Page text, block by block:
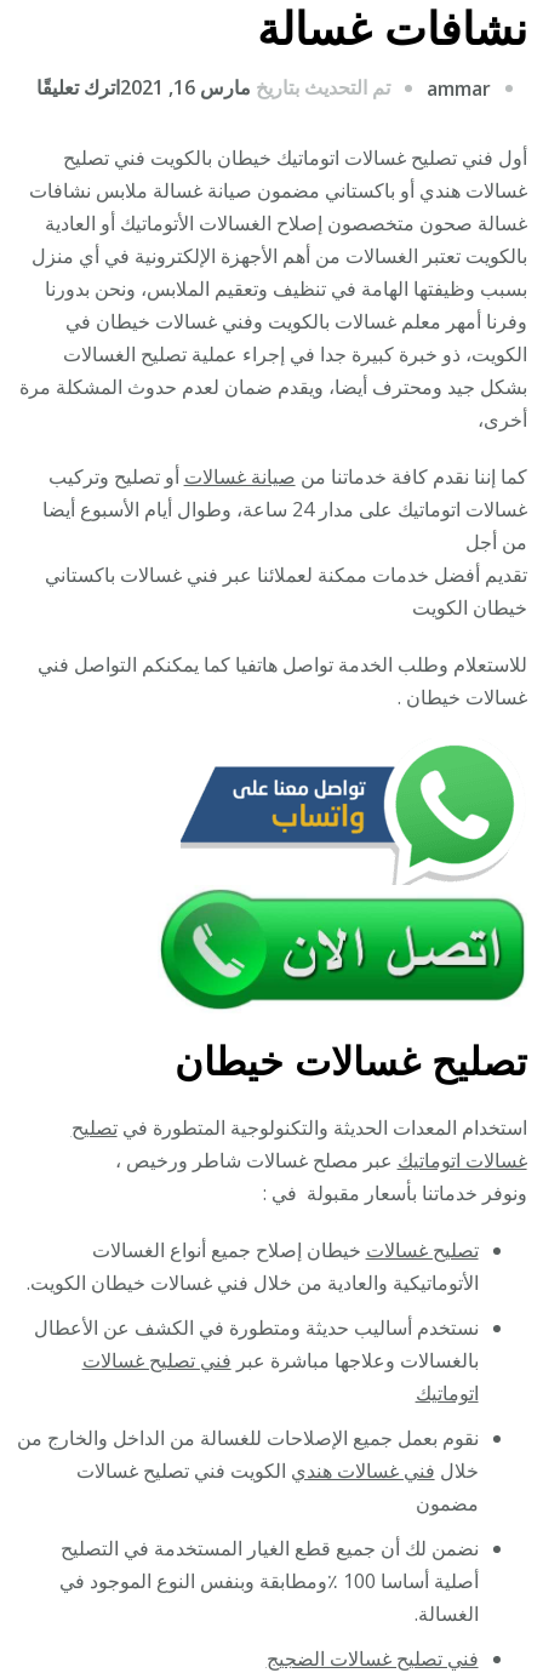
نشافات غسالة
ammar تم التحديث بتاريخ مارس 16, 2021 اترك تعليقًا
أول فني تصليح غسالات اتوماتيك خيطان بالكويت فني تصليح
غسالات هندي أو باكستاني مضمون صيانة غسالة ملابس نشافات
غسالة صحون متخصصون إصلاح الغسالات الأتوماتيك أو العادية
بالكويت تعتبر الغسالات من أهم الأجهزة الإلكترونية في أي منزل
بسبب وظيفتها الهامة في تنظيف وتعقيم الملابس، ونحن بدورنا
وفرنا أمهر معلم غسالات بالكويت وفني غسالات خيطان في
الكويت، ذو خبرة كبيرة جدا في إجراء عملية تصليح الغسالات
بشكل جيد ومحترف أيضا، ويقدم ضمان لعدم حدوث المشكلة مرة
أخرى،
كما إننا نقدم كافة خدماتنا من صيانة غسالات أو تصليح وتركيب
غسالات اتوماتيك على مدار 24 ساعة، وطوال أيام الأسبوع أيضا
من أجل
تقديم أفضل خدمات ممكنة لعملائنا عبر فني غسالات باكستاني
خيطان الكويت
للاستعلام وطلب الخدمة تواصل هاتفيا كما يمكنكم التواصل فني
غسالات خيطان .
تصليح غسالات خيطان
استخدام المعدات الحديثة والتكنولوجية المتطورة فيتصليح
غسالات اتوماتيك عبر مصلح غسالات شاطر ورخيص ،
ونوفر خدماتنا بأسعار مقبولة في :
تصليح غسالات خيطان إصلاح جميع أنواع الغسالات
الأتوماتيكية والعادية من خلال فني غسالات خيطان الكويت.
نستخدم أساليب حديثة ومتطورة في الكشف عن الأعطال
بالغسالات وعلاجها مباشرة عبر فني تصليح غسالات
اتوماتيك
نقوم بعمل جميع الإصلاحات للغسالة من الداخل والخارج من
خلال فني غسالات هندي الكويت فني تصليح غسالات
مضمون
نضمن لك أن جميع قطع الغيار المستخدمة في التصليح
أصلية أساسا 100 ٪ومطابقة وبنفس النوع الموجود في
الغسالة.
فني تصليح غسالات الضجيج